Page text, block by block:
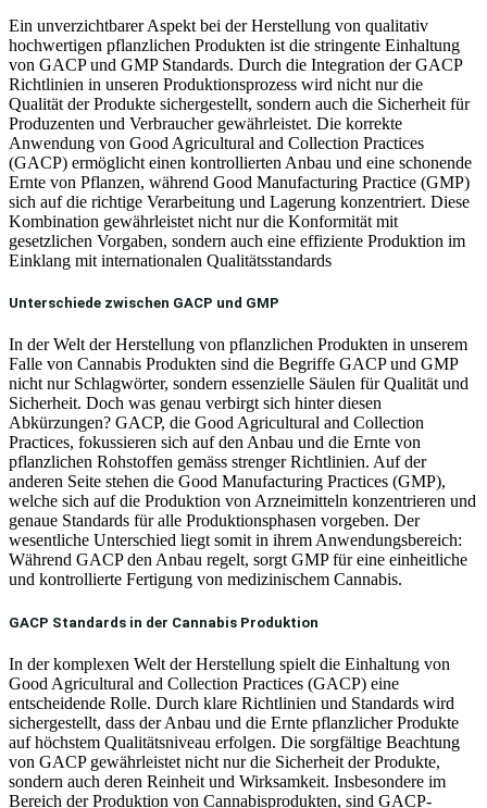
Ein unverzichtbarer Aspekt bei der Herstellung von qualitativ
hochwertigen pflanzlichen Produkten ist die stringente Einhaltung
von GACP und GMP Standards. Durch die Integration der GACP
Richtlinien in unseren Produktionsprozess wird nicht nur die
Qualität der Produkte sichergestellt, sondern auch die Sicherheit für
Produzenten und Verbraucher gewährleistet. Die korrekte
Anwendung von Good Agricultural and Collection Practices
(GACP) ermöglicht einen kontrollierten Anbau und eine schonende
Ernte von Pflanzen, während Good Manufacturing Practice (GMP)
sich auf die richtige Verarbeitung und Lagerung konzentriert. Diese
Kombination gewährleistet nicht nur die Konformität mit
gesetzlichen Vorgaben, sondern auch eine effiziente Produktion im
Einklang mit internationalen Qualitätsstandards
Unterschiede zwischen GACP und GMP
In der Welt der Herstellung von pflanzlichen Produkten in unserem
Falle von Cannabis Produkten sind die Begriffe GACP und GMP
nicht nur Schlagwörter, sondern essenzielle Säulen für Qualität und
Sicherheit. Doch was genau verbirgt sich hinter diesen
Abkürzungen? GACP, die Good Agricultural and Collection
Practices, fokussieren sich auf den Anbau und die Ernte von
pflanzlichen Rohstoffen gemäss strenger Richtlinien. Auf der
anderen Seite stehen die Good Manufacturing Practices (GMP),
welche sich auf die Produktion von Arzneimitteln konzentrieren und
genaue Standards für alle Produktionsphasen vorgeben. Der
wesentliche Unterschied liegt somit in ihrem Anwendungsbereich:
Während GACP den Anbau regelt, sorgt GMP für eine einheitliche
und kontrollierte Fertigung von medizinischem Cannabis.
GACP Standards in der Cannabis Produktion
In der komplexen Welt der Herstellung spielt die Einhaltung von
Good Agricultural and Collection Practices (GACP) eine
entscheidende Rolle. Durch klare Richtlinien und Standards wird
sichergestellt, dass der Anbau und die Ernte pflanzlicher Produkte
auf höchstem Qualitätsniveau erfolgen. Die sorgfältige Beachtung
von GACP gewährleistet nicht nur die Sicherheit der Produkte,
sondern auch deren Reinheit und Wirksamkeit. Insbesondere im
Bereich der Produktion von Cannabisprodukten, sind GACP-